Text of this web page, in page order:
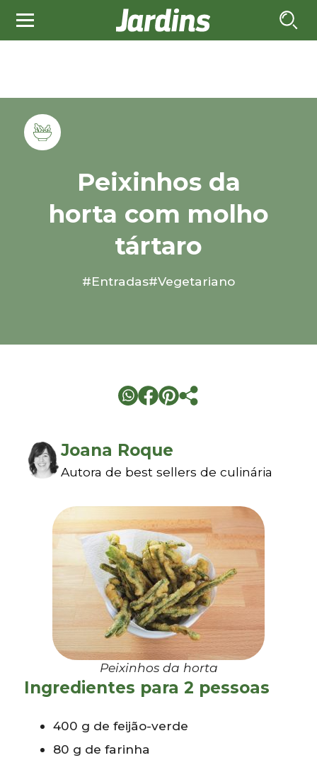
Peixinhos da
horta com molho
tártaro
#Entradas#Vegetariano
Joana Roque
Autora de best sellers de culinária
Peixinhos da horta
Ingredientes para 2 pessoas
400 g de feijão-verde
80 g de farinha